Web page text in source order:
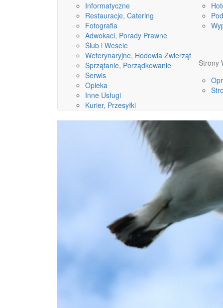
Informatyczne
Restauracje, Catering
Fotografia
Adwokaci, Porady Prawne
Ślub i Wesele
Weterynaryjne, Hodowla Zwierząt
Sprzątanie, Porządkowanie
Serwis
Opieka
Inne Usługi
Kurier, Przesyłki
Strony